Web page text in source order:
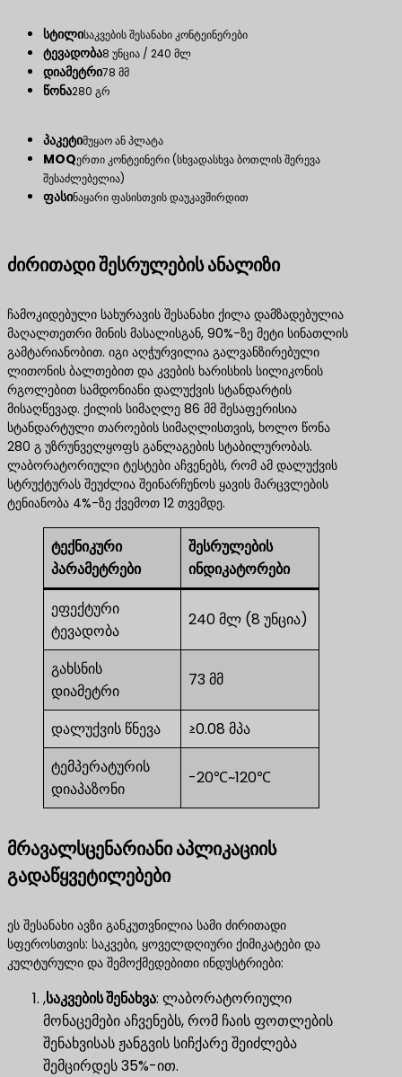
სტილისაკვების შესანახი კონტეინერები
ტევადობა8 უნცია / 240 მლ
დიამეტრი78 მმ
წონა280 გრ
პაკეტიმუყაო ან პლატა
MOQერთი კონტეინერი (სხვადასხვა ბოთლის შერევა
შესაძლებელია)
ფასინაყარი ფასისთვის დაუკავშირდით
ძირითადი შესრულების ანალიზი
ჩამოკიდებული სახურავის შესანახი ქილა დამზადებულია
მაღალთეთრი მინის მასალისგან, 90%-ზე მეტი სინათლის
გამტარიანობით. იგი აღჭურვილია გალვანზირებული
ლითონის ბალთებით და კვების ხარისხის სილიკონის
რგოლებით სამდონიანი დალუქვის სტანდარტის
მისაღწევად. ქილის სიმაღლე 86 მმ შესაფერისია
სტანდარტული თაროების სიმაღლისთვის, ხოლო წონა
280 გ უზრუნველყოფს განლაგების სტაბილურობას.
ლაბორატორიული ტესტები აჩვენებს, რომ ამ დალუქვის
სტრუქტურას შეუძლია შეინარჩუნოს ყავის მარცვლების
ტენიანობა 4%-ზე ქვემოთ 12 თვემდე.
ტექნიკური
პარამეტრები
შესრულების
ინდიკატორები
ეფექტური
ტევადობა
240 მლ (8 უნცია)
გახსნის
დიამეტრი
73 მმ
დალუქვის წნევა
≥0.08 მპა
ტემპერატურის
დიაპაზონი
-20℃~120℃
მრავალსცენარიანი აპლიკაციის
გადაწყვეტილებები
ეს შესანახი ავზი განკუთვნილია სამი ძირითადი
სფეროსთვის: საკვები, ყოველდღიური ქიმიკატები და
კულტურული და შემოქმედებითი ინდუსტრიები:
,საკვების შენახვა​: ლაბორატორიული
მონაცემები აჩვენებს, რომ ჩაის ფოთლების
შენახვისას ჟანგვის სიჩქარე შეიძლება
შემცირდეს 35%-ით.